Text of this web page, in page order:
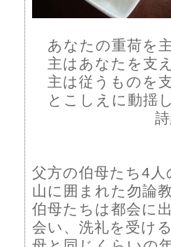
あなたの重荷を
主はあなたを支
主は従うものを支
とこしえに動揺
詩編55
父方の伯母たち4
山に囲まれた勿論
伯母たちは都会に
会い、洗礼を受け